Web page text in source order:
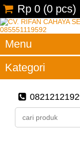
Menu
Kategori
Rp 0 (0 pcs)